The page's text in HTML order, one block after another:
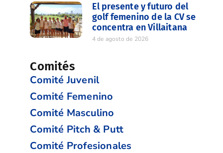
El presente y futuro del
golf femenino de la CV se
concentra en Villaitana
4 de agosto de 2026
Comités
Comité Juvenil
Comité Femenino
Comité Masculino
Comité Pitch & Putt
Comité Profesionales